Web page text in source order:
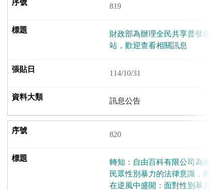
819
財政部為辦理全民共享普發現
站，歡迎查看相關訊息
114/10/31
訊息公告
820
轉知：自由百科有限公司為推
民眾性別暴力的法律意識，推
在逆風中盛開：面對性別暴力